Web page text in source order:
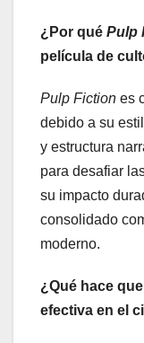
¿Por qué Pulp
película de
Pulp Fiction es
debido a su
y estructura
para desafiar
su impacto
consolidado
moderno.
¿Qué hace
efectiva en el